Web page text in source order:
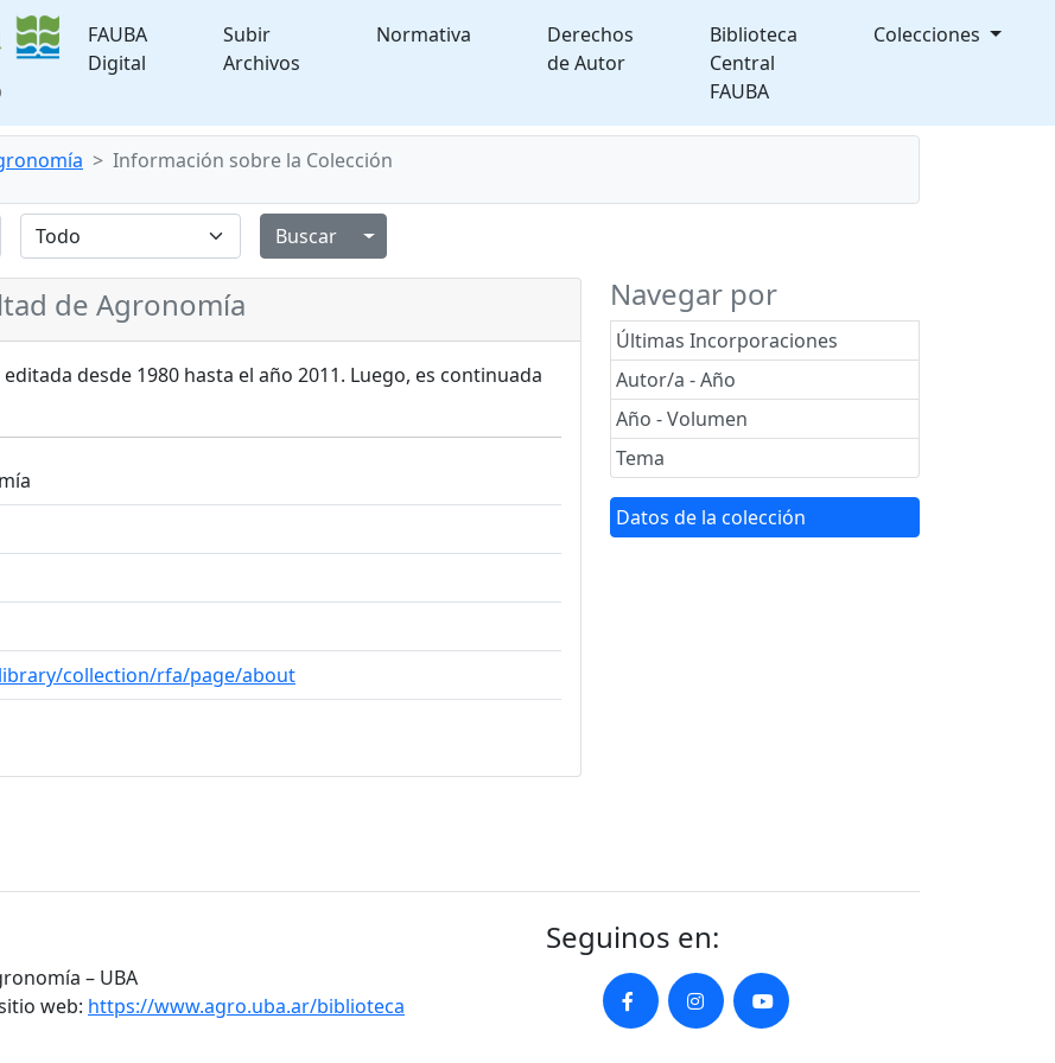
FAUBA
Digital
Subir
Archivos
Normativa
Derechos
de Autor
Biblioteca
Central
FAUBA
Colecciones
Información sobre la Colección
Alternar menú desplegable
de Agronomía
desde 1980 hasta el año 2011. Luego, es continuada
collection/rfa/page/about
Navegar por
Últimas Incorporaciones
Autor/a - Año
Año - Volumen
Tema
Datos de la colección
– UBA
web: https://www.agro.uba.ar/biblioteca
Seguinos en: